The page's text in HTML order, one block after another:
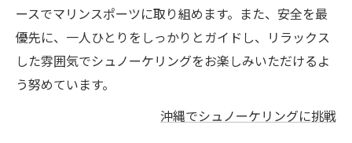
ースでマリンスポーツに取り組めます。また、安全を最
優先に、一人ひとりをしっかりとガイドし、リラックス
した雰囲気でシュノーケリングをお楽しみいただけるよ
う努めています。
沖縄でシュノーケリングに挑戦